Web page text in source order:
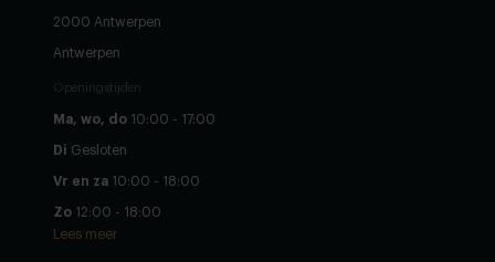
2000 Antwerpen
Antwerpen
Openingstijden
Ma, wo, do 10:00 - 17:00
Di Gesloten
Vr en za 10:00 - 18:00
Zo 12:00 - 18:00
Lees meer